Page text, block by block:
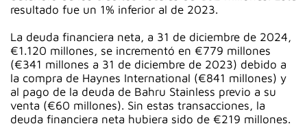
resultado fue un 1% inferior al de 2023.
La deuda financiera neta, a 31 de diciembre de 2024,
€1.120 millones, se incrementó en €779 millones
(€341 millones a 31 de diciembre de 2023) debido a
la compra de Haynes International (€841 millones) y
al pago de la deuda de Bahru Stainless previo a su
venta (€60 millones). Sin estas transacciones, la
deuda financiera neta hubiera sido de €219 millones.